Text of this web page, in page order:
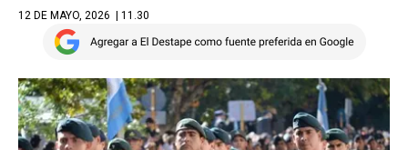
12 DE MAYO, 2026 | 11.30